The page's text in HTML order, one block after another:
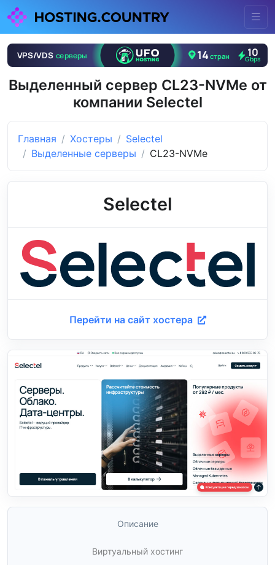
Выделенный сервер CL23-NVMe от
компании Selectel
Главная Хостеры
Selectel
Выделенные серверы
CL23-NVMe
Selectel
Перейти на сайт хостера
Описание
Виртуальный хостинг